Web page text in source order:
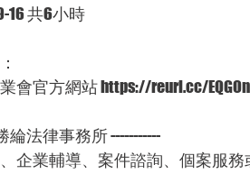
16 共6小時
會官方網站 https://reurl.cc/EQGOn
綸法律事務所 -----------
企業輔導、案件諮詢、個案服